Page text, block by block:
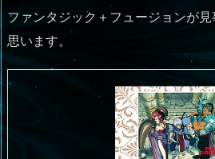
ファンタジック＋フュージョンが
思います。